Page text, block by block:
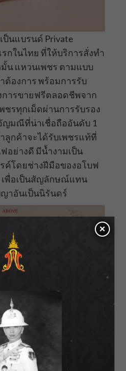
เป็นแบรนด์ Private
กในไทย ที่ให้บริการสั่งทำ
น แหวนเพชร ตามแบบ
องการ พร้อมการรับ
ารขายฟรีตลอดชีพจาก
ชรทุกเม็ดผ่านการรับรอง
ญมณีที่น่าเชื่อถืออันดับ 1
ลูกค้าจะได้รับเพชรแท้ที่
อย่างดี มีน้ำงามเป็น
ค์โดยช่างฝีมือของอโบฟ
พื่อเป็นสัญลักษณ์แทน
าอันเป็นนิรันดร์
×